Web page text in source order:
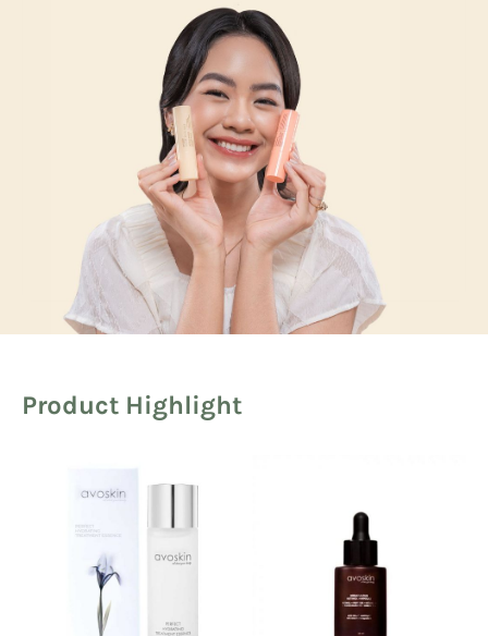
Product Highlight